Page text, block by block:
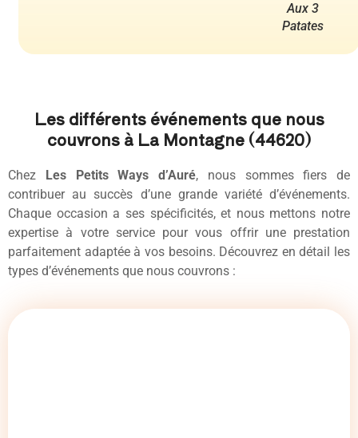
Aux 3
Patates
Les différents événements que nous
couvrons à La Montagne (44620)
Chez Les Petits Ways d’Auré, nous sommes fiers de
contribuer au succès d’une grande variété d’événements.
Chaque occasion a ses spécificités, et nous mettons notre
expertise à votre service pour vous offrir une prestation
parfaitement adaptée à vos besoins. Découvrez en détail les
types d’événements que nous couvrons :